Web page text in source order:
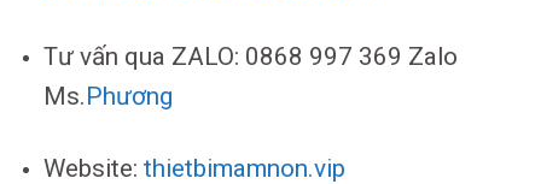
Tư vấn qua ZALO: 0868 997 369 Zalo
Ms.Phương
Website: thietbimamnon.vip